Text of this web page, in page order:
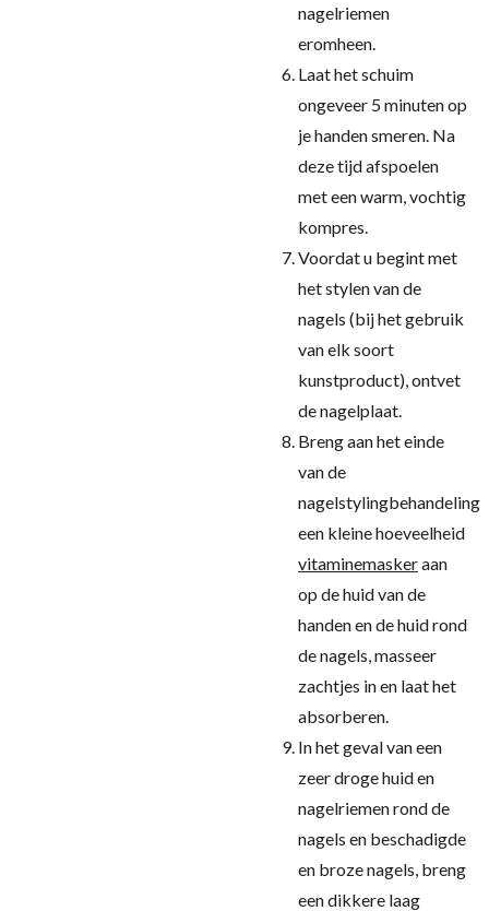
nagelriemen
eromheen.
Laat het schuim
ongeveer 5 minuten op
je handen smeren. Na
deze tijd afspoelen
met een warm, vochtig
kompres.
Voordat u begint met
het stylen van de
nagels (bij het gebruik
van elk soort
kunstproduct), ontvet
de nagelplaat.
Breng aan het einde
van de
nagelstylingbehandeling
een kleine hoeveelheid
vitaminemaskeraan
op de huid van de
handen en de huid rond
de nagels, masseer
zachtjes in en laat het
absorberen.
In het geval van een
zeer droge huid en
nagelriemen rond de
nagels en beschadigde
en broze nagels, breng
een dikkere laag